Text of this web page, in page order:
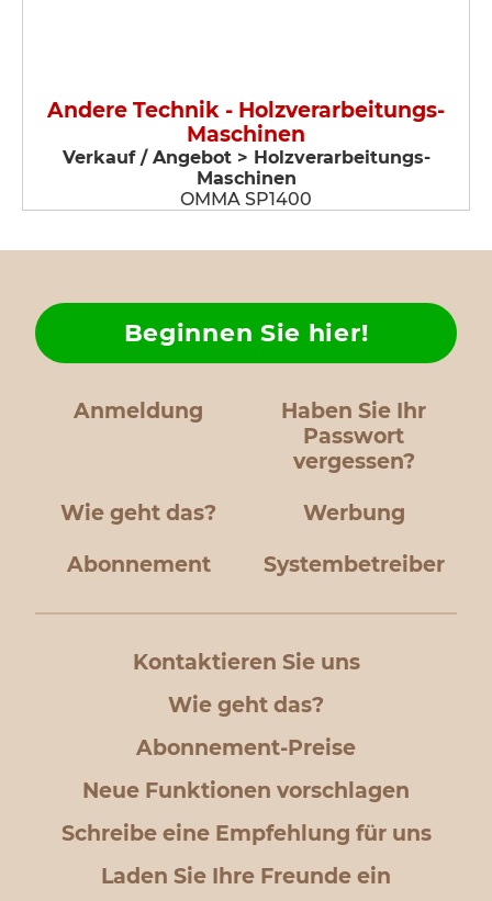
Andere Technik - Holzverarbeitungs-
Maschinen
Verkauf / Angebot > Holzverarbeitungs-
Maschinen
OMMA SP1400
Anmeldung
Haben Sie Ihr
Passwort
vergessen?
Wie geht das?
Beginnen Sie hier!
Werbung
Abonnement Systembetreiber
Kontaktieren Sie uns
Wie geht das?
Abonnement-Preise
Neue Funktionen vorschlagen
Schreibe eine Empfehlung für uns
Laden Sie Ihre Freunde ein